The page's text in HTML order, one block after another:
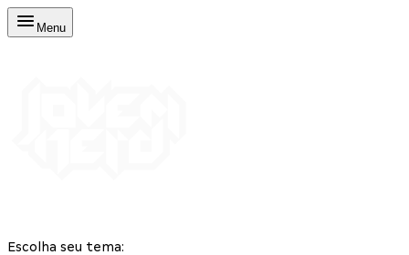
Menu
Escolha seu tema: